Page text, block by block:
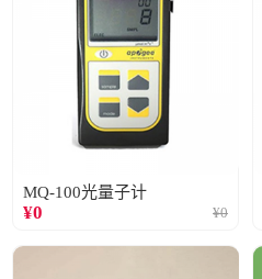
MQ-100光量子计
¥0 ¥0